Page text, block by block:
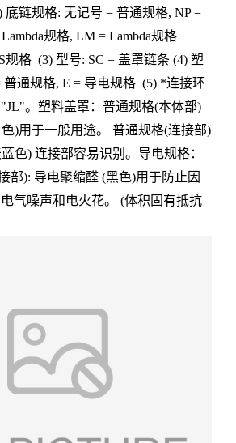
底链规格: 无记号 = 普通规格, NP =
规格, LM = Lambda规格
规格 (3) 型号: SC = 盖罩链条 (4) 塑
普通规格, E = 导电规格 (5) *连接环
。塑料盖罩：普通规格(本体部)
)用于一般用途。 普通规格(连接部)
色) 连接部容易识别。导电规格：
部): 导电聚缩醛 (黑色)用于防止因
气噪声和电火花。 (体积固有抵抗